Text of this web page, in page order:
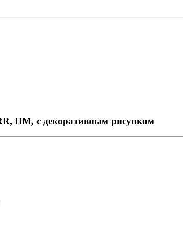
ПМ, с декоративным рисунком